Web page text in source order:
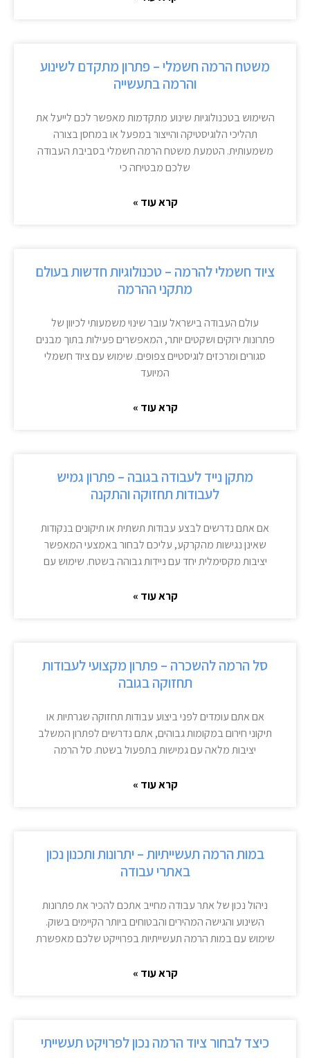
משטח הרמה חשמלי – פתרון מתקדם לשינוע
והרמה בתעשייה
השימוש בטכנולוגיות שינוע מתקדמות מאפשר לכם לייעל את
תהליכי הלוגיסטיקה והייצור במפעל או במחסן בצורה
משמעותית. הטמעת משטח הרמה חשמלי בסביבת העבודה
שלכם מבטיחה כי
קרא עוד »
ציוד חשמלי להרמה – טכנולוגיות חדשות בעולם
מתקני ההרמה
עולם העבודה בישראל עובר שינוי משמעותי לכיוון של
פתרונות ירוקים ושקטים יותר, המאפשרים פעילות בתוך מבנים
סגורים ומרכזים לוגיסטיים צפופים. שימוש עם ציוד חשמלי
המיועד
קרא עוד »
מתקן נייד לעבודה בגובה – פתרון גמיש
לעבודות תחזוקה והתקנה
אם אתם נדרשים לבצע עבודות תשתית או תיקונים בנקודות
שאינן נגישות מהקרקע, עליכם לבחור באמצעי המאפשר
יציבות מקסימלית יחד עם ניידות גבוהה בשטח. שימוש עם
קרא עוד »
סל הרמה להשכרה – פתרון מקצועי לעבודות
תחזוקה בגובה
אם אתם עומדים לפני ביצוע עבודות תחזוקה שגרתיות או
תיקוני חירום במקומות גבוהים, אתם נדרשים לפתרון המשלב
יציבות מלאה עם גמישות בתפעול בשטח. סל הרמה
קרא עוד »
במות הרמה תעשייתיות – יתרונות ותכנון נכון
באתרי עבודה
ניהול נכון של אתר עבודה מחייב אתכם להכיר את פתרונות
השינוע והגישה המהירים והבטוחים ביותר הקיימים בשוק.
שימוש עם במות הרמה תעשייתיות בפרוייקט שלכם מאפשרת
קרא עוד »
כיצד לבחור ציוד הרמה נכון לפרויקט תעשייתי